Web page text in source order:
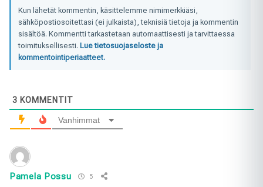
Kun lähetät kommentin, käsittelemme nimimerkkiäsi,
sähköpostiosoitettasi (ei julkaista), teknisiä tietoja ja kommentin
sisältöä. Kommentti tarkastetaan automaattisesti ja tarvittaessa
toimituksellisesti. Lue tietosuojaseloste ja
kommentointiperiaatteet.
3 KOMMENTIT
Vanhimmat
Pamela Possu 5